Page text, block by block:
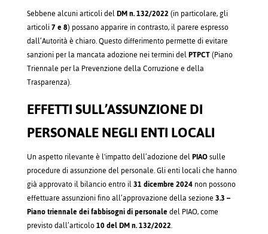
Sebbene alcuni articoli delDM n. 132/2022(in particolare, gli
articoli7 e 8) possano apparire in contrasto, il parere espresso
dall’Autorità è chiaro. Questo differimento permette di evitare
sanzioni per la mancata adozione nei termini delPTPCT(Piano
Triennale per la Prevenzione della Corruzione e della
Trasparenza).
EFFETTI SULL’ASSUNZIONE DI
PERSONALE NEGLI ENTI LOCALI
Un aspetto rilevante è l'impatto dell’adozione delPIAOsulle
procedure di assunzione del personale. Gli enti locali che hanno
già approvato il bilancio entro il31 dicembre 2024non possono
effettuare assunzioni fino all’approvazione della sezione3.3 –
Piano triennale dei fabbisogni di personaledel PIAO, come
previsto dall’articolo10 del DM n. 132/2022.